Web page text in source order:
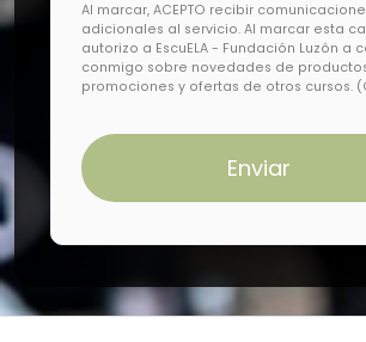
Al marcar, ACEPTO recibir
adicionales al servicio. Al marcar esta
autorizo a EscuELA - Fundación Luzón a
conmigo sobre novedades de
promociones y ofertas de otros cursos.